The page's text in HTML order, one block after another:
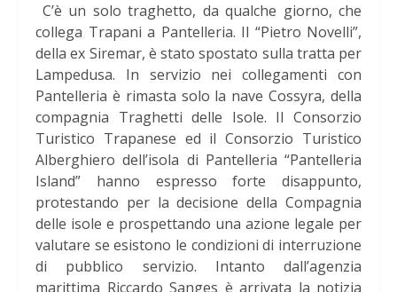
C’è un solo traghetto, da qualche giorno, che
collega Trapani a Pantelleria. Il “Pietro Novelli”,
della ex Siremar, è stato spostato sulla tratta per
Lampedusa. In servizio nei collegamenti con
Pantelleria è rimasta solo la nave Cossyra, della
compagnia Traghetti delle Isole. Il Consorzio
Turistico Trapanese ed il Consorzio Turistico
Alberghiero dell’isola di Pantelleria “Pantelleria
Island” hanno espresso forte disappunto,
protestando per la decisione della Compagnia
delle isole e prospettando una azione legale per
valutare se esistono le condizioni di interruzione
di pubblico servizio. Intanto dall’agenzia
marittima Riccardo Sanges è arrivata la notizia